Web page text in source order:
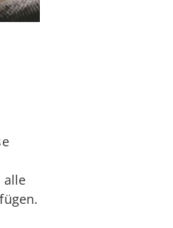
alle